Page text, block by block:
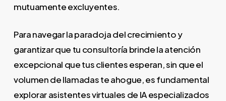
mutuamente excluyentes.
Para navegar la paradoja del crecimiento y
garantizar que tu consultoría brinde la atención
excepcional que tus clientes esperan, sin que el
volumen de llamadas te ahogue, es fundamental
explorar asistentes virtuales de IA especializados